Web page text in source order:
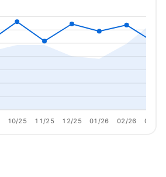
10/25 11/25 12/25 01/26 02/26 03/26